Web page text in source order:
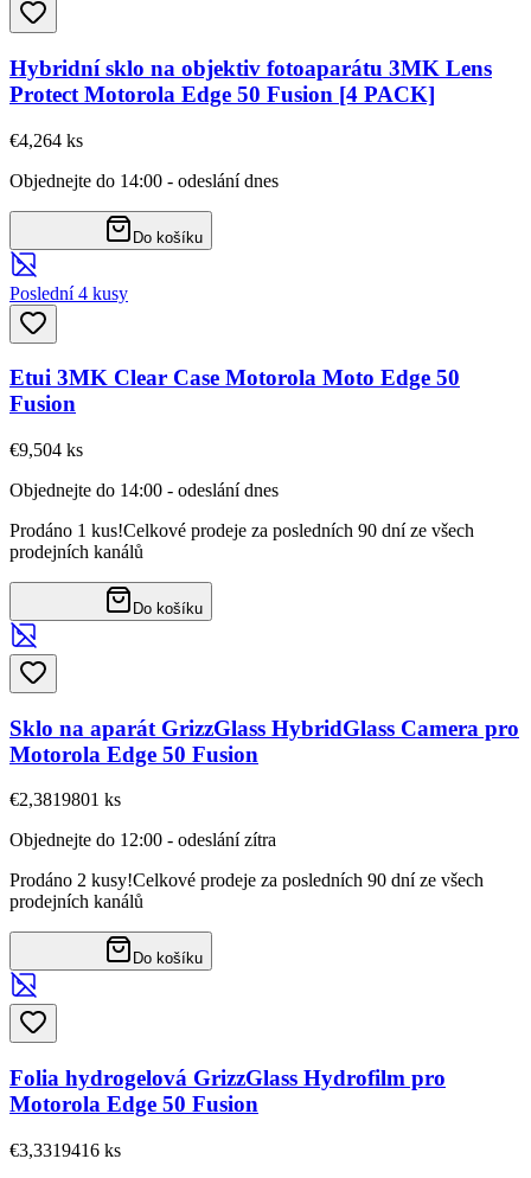
Hybridní sklo na objektiv fotoaparátu 3MK Lens
Protect Motorola Edge 50 Fusion [4 PACK]
€4,264 ks
Objednejte do 14:00 - odeslání dnes
Do košíku
Poslední 4 kusy
Etui 3MK Clear Case Motorola Moto Edge 50
Fusion
€9,504 ks
Objednejte do 14:00 - odeslání dnes
Prodáno 1 kus!Celkové prodeje za posledních 90 dní ze všech
prodejních kanálů
Do košíku
Sklo na aparát GrizzGlass HybridGlass Camera pro
Motorola Edge 50 Fusion
€2,3819801 ks
Objednejte do 12:00 - odeslání zítra
Prodáno 2 kusy!Celkové prodeje za posledních 90 dní ze všech
prodejních kanálů
Do košíku
Folia hydrogelová GrizzGlass Hydrofilm pro
Motorola Edge 50 Fusion
€3,3319416 ks